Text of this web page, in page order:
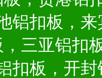
铝扣板，
三亚铝扣
扣板，开